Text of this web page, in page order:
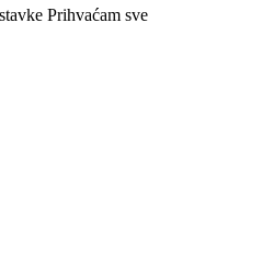
Prihvaćam sve